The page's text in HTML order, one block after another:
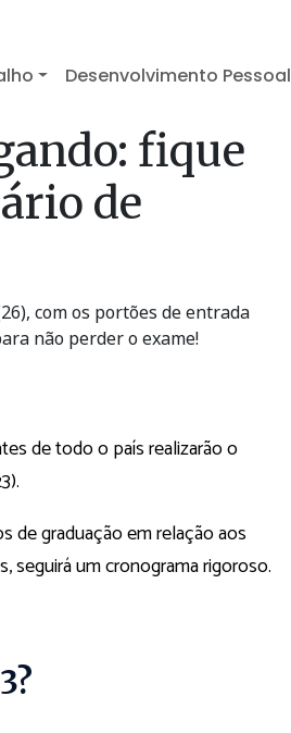
Desenvolvimento Pessoal
fique
de
com os portões de entrada
não perder o exame!
de todo o país realizarão o
de graduação em relação aos
seguirá um cronograma rigoroso.